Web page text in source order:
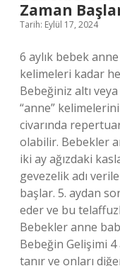
Zaman
Tarih: Eylül 17, 2024
6 aylık bebek
kelimeleri kadar
Bebeğiniz altı
“anne”
civarında
olabilir. Bebekler
iki ay ağızdaki
gevezelik adı
başlar. 5. aydan
eder ve bu
Bebekler anne
Bebeğin Gelişimi 4
tanır ve onları